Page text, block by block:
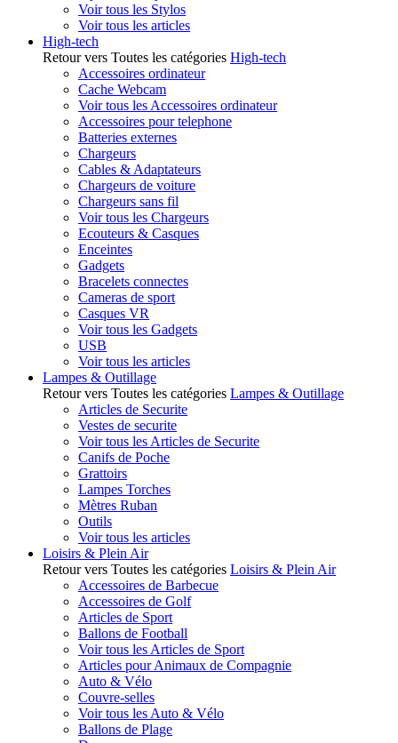
Voir tous les Stylos
Voir tous les articles
High-tech
Retour vers Toutes les catégories High-tech
Accessoires ordinateur
Cache Webcam
Voir tous les Accessoires ordinateur
Accessoires pour telephone
Batteries externes
Chargeurs
Cables & Adaptateurs
Chargeurs de voiture
Chargeurs sans fil
Voir tous les Chargeurs
Ecouteurs & Casques
Enceintes
Gadgets
Bracelets connectes
Cameras de sport
Casques VR
Voir tous les Gadgets
USB
Voir tous les articles
Lampes & Outillage
Retour vers Toutes les catégories Lampes & Outillage
Articles de Securite
Vestes de securite
Voir tous les Articles de Securite
Canifs de Poche
Grattoirs
Lampes Torches
Mètres Ruban
Outils
Voir tous les articles
Loisirs & Plein Air
Retour vers Toutes les catégories Loisirs & Plein Air
Accessoires de Barbecue
Accessoires de Golf
Articles de Sport
Ballons de Football
Voir tous les Articles de Sport
Articles pour Animaux de Compagnie
Auto & Vélo
Couvre-selles
Voir tous les Auto & Vélo
Ballons de Plage